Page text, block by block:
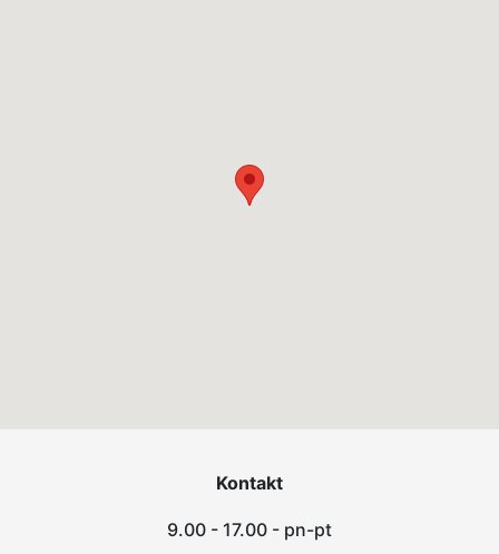
Kontakt
9.00 - 17.00 - pn-pt